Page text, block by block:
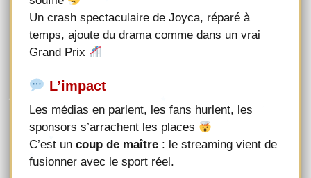
Un crash spectaculaire de Joyca, réparé à
temps, ajoute du drama comme dans un vrai
Grand Prix
L’impact
Les médias en parlent, les fans hurlent, les
sponsors s’arrachent les places
C’est un coup de maître : le streaming vient de
fusionner avec le sport réel.